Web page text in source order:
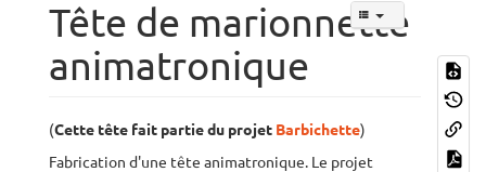
Tête de marionnette
animatronique
(Cette tête fait partie du projet Barbichette)
Fabrication d'une tête animatronique. Le projet